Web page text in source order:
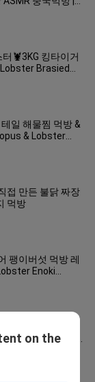
🦞3KG 킹타이거
Brasied
Ssoyoung
일 해물찜 먹방 &
& Lobster
ASMR
접 만든 불닭 짜장
먹방
팽이버섯 먹방 레
Enoki
Recipe Mukbang
green onions
on the